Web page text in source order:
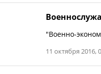
"Военно-
11 октября 2016,